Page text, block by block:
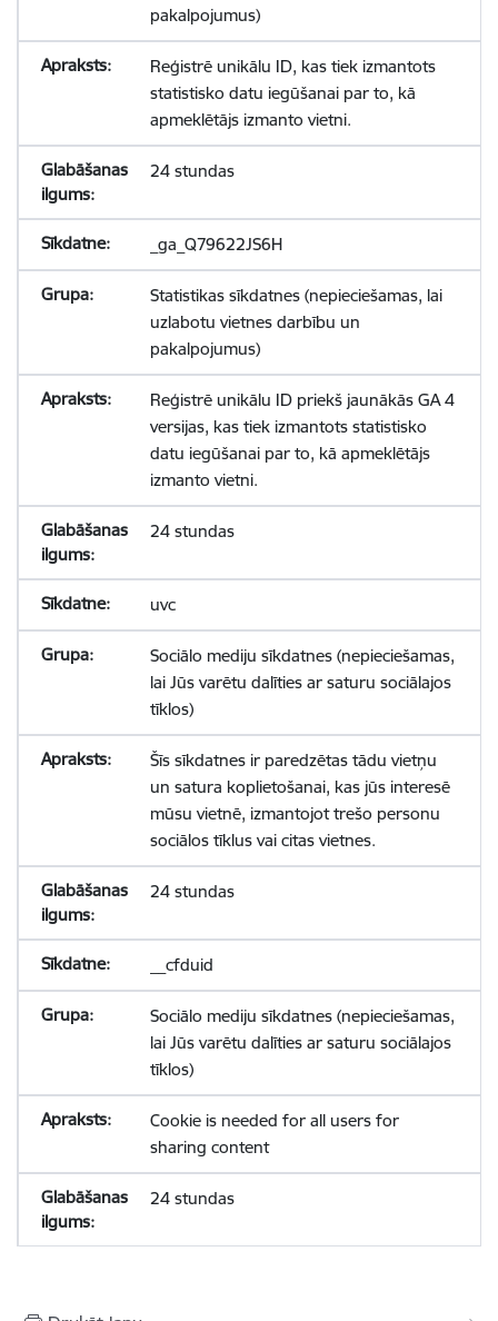
pakalpojumus)
Reģistrē unikālu ID, kas tiek izmantots
statistisko datu iegūšanai par to, kā
apmeklētājs izmanto vietni.
24 stundas
_ga_Q79622JS6H
Statistikas sīkdatnes (nepieciešamas, lai
uzlabotu vietnes darbību un
pakalpojumus)
Reģistrē unikālu ID priekš jaunākās GA 4
versijas, kas tiek izmantots statistisko
datu iegūšanai par to, kā apmeklētājs
izmanto vietni.
24 stundas
uvc
Sociālo mediju sīkdatnes (nepieciešamas,
lai Jūs varētu dalīties ar saturu sociālajos
tīklos)
Šīs sīkdatnes ir paredzētas tādu vietņu
un satura koplietošanai, kas jūs interesē
mūsu vietnē, izmantojot trešo personu
sociālos tīklus vai citas vietnes.
24 stundas
__cfduid
Sociālo mediju sīkdatnes (nepieciešamas,
lai Jūs varētu dalīties ar saturu sociālajos
tīklos)
Cookie is needed for all users for
sharing content
24 stundas